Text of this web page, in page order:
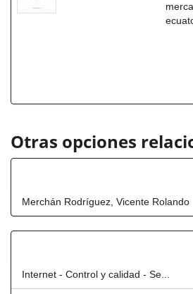
Otras opciones
Merchán Rodríguez, Vicente Rolando
Internet - Control y calidad - Se...